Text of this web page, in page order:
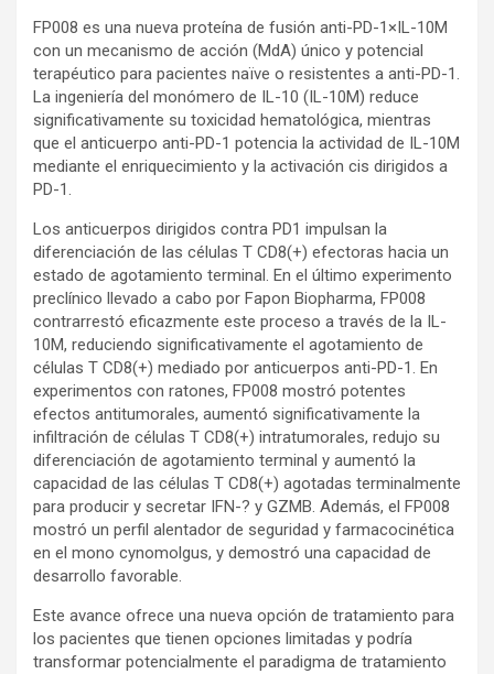
FP008 es una nueva proteína de fusión anti-PD-1×IL-10M
con un mecanismo de acción (MdA) único y potencial
terapéutico para pacientes naïve o resistentes a anti-PD-1.
La ingeniería del monómero de IL-10 (IL-10M) reduce
significativamente su toxicidad hematológica, mientras
que el anticuerpo anti-PD-1 potencia la actividad de IL-10M
mediante el enriquecimiento y la activación cis dirigidos a
PD-1.
Los anticuerpos dirigidos contra PD1 impulsan la
diferenciación de las células T CD8(+) efectoras hacia un
estado de agotamiento terminal. En el último experimento
preclínico llevado a cabo por Fapon Biopharma, FP008
contrarrestó eficazmente este proceso a través de la IL-
10M, reduciendo significativamente el agotamiento de
células T CD8(+) mediado por anticuerpos anti-PD-1. En
experimentos con ratones, FP008 mostró potentes
efectos antitumorales, aumentó significativamente la
infiltración de células T CD8(+) intratumorales, redujo su
diferenciación de agotamiento terminal y aumentó la
capacidad de las células T CD8(+) agotadas terminalmente
para producir y secretar IFN-? y GZMB. Además, el FP008
mostró un perfil alentador de seguridad y farmacocinética
en el mono cynomolgus, y demostró una capacidad de
desarrollo favorable.
Este avance ofrece una nueva opción de tratamiento para
los pacientes que tienen opciones limitadas y podría
transformar potencialmente el paradigma de tratamiento